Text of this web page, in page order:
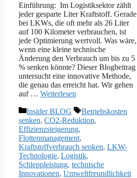
Einführung: Im Logistiksektor zählt
jeder gesparte Liter Kraftstoff. Gerade
bei LKWs, die oft mehr als 26 Liter
auf 100 Kilometer verbrauchen, ist
jede Optimierung wertvoll. Was wäre,
wenn eine kleine technische
Änderung den Verbrauch um bis zu 5
% senken könnte? Dieser Blogbeitrag
untersucht eine innovative Methode,
die genau das erreicht hat. Wir gehen
auf … Weiterlesen
Kategorien
Insider BLOG Schlagwörter
Betriebskosten
senken, CO2-Reduktion,
Effizienzsteigerung,
Flottenmanagement,
Kraftstoffverbrauch senken, LKW-
Technologie, Logistik,
Schleppleistung, technische
Innovationen, Umweltfreundlichkeit